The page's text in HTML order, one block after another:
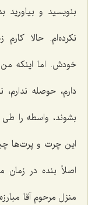
بنویسید و بیاورید
نكرده‌ام. حالا
خودش. اما اینكه من
دارم، حوصله
بشوند، واسطه را
این چرت و پرت‌ها
اصلاً بنده در زمان
منزل مرحوم آقا